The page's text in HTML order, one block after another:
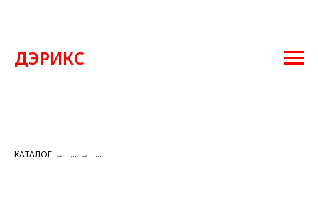
ДЭРИКС
КАТАЛОГ → ... → ...